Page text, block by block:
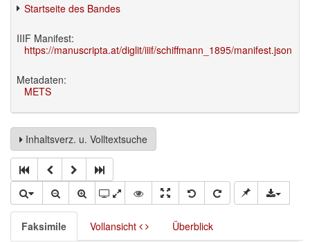
Startseite des Bandes
IIIF Manifest:
https://manuscripta.at/diglit/iiif/schiffmann_1895/manifest.json
Metadaten:
METS
Inhaltsverz. u. Volltextsuche
Faksimile Vollansicht Überblick